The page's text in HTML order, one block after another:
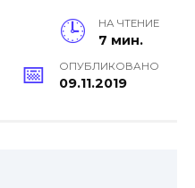
НА ЧТЕНИЕ
7 мин.
ОПУБЛИКОВАНО
09.11.2019